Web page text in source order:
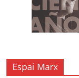
Espai Marx